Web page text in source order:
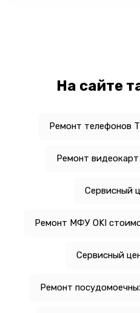
На сайте
Ремонт телефонов
Ремонт
Сервисный
Ремонт МФУ OKI
Сервисный
Ремонт